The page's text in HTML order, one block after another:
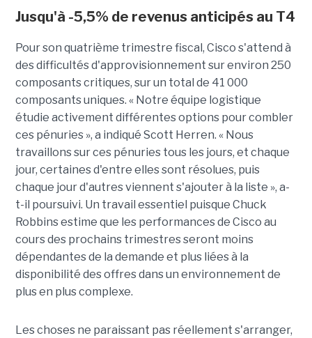
Jusqu'à -5,5% de revenus anticipés au T4
Pour son quatrième trimestre fiscal, Cisco s'attend à
des difficultés d'approvisionnement sur environ 250
composants critiques, sur un total de 41 000
composants uniques. « Notre équipe logistique
étudie activement différentes options pour combler
ces pénuries », a indiqué Scott Herren. « Nous
travaillons sur ces pénuries tous les jours, et chaque
jour, certaines d'entre elles sont résolues, puis
chaque jour d'autres viennent s'ajouter à la liste », a-
t-il poursuivi. Un travail essentiel puisque Chuck
Robbins estime que les performances de Cisco au
cours des prochains trimestres seront moins
dépendantes de la demande et plus liées à la
disponibilité des offres dans un environnement de
plus en plus complexe.
Les choses ne paraissant pas réellement s'arranger,